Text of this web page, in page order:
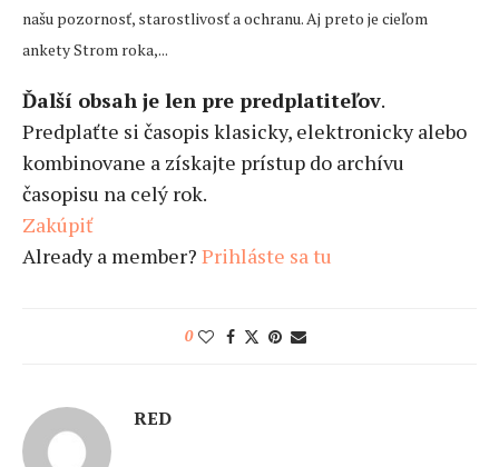
našu pozornosť, starostlivosť a ochranu. Aj preto je cieľom
ankety Strom roka,...
Ďalší obsah je len pre predplatiteľov.
Predplaťte si časopis klasicky, elektronicky alebo
kombinovane a získajte prístup do archívu
časopisu na celý rok.
Zakúpiť
Already a member? Prihláste sa tu
0
RED